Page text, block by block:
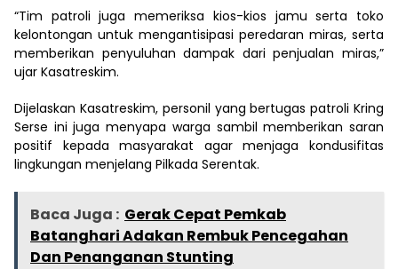
“Tim patroli juga memeriksa kios-kios jamu serta toko
kelontongan untuk mengantisipasi peredaran miras, serta
memberikan penyuluhan dampak dari penjualan miras,”
ujar Kasatreskim.
Dijelaskan Kasatreskim, personil yang bertugas patroli Kring
Serse ini juga menyapa warga sambil memberikan saran
positif kepada masyarakat agar menjaga kondusifitas
lingkungan menjelang Pilkada Serentak.
Baca Juga : Gerak Cepat Pemkab
Batanghari Adakan Rembuk Pencegahan
Dan Penanganan Stunting